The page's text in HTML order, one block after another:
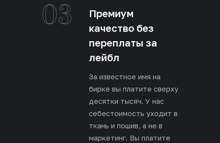
03
Премиум
качество без
переплаты за
лейбл
За известное имя на
бирке вы платите сверху
десятки тысяч. У нас
себестоимость уходит в
ткань и пошив, а не в
маркетинг. Вы платите